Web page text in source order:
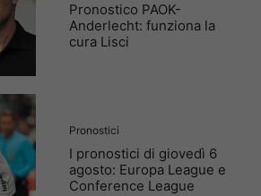
Pronostico PAOK-
Anderlecht: funziona la
cura Lisci
Pronostici
I pronostici di giovedì 6
agosto: Europa League e
Conference League